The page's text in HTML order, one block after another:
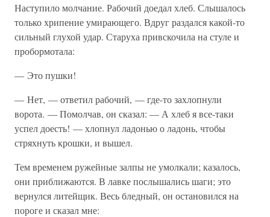
Наступило молчание. Рабочий доедал хлеб. Слышалось
только хрипение умирающего. Вдруг раздался какой-то
сильный глухой удар. Старуха привскочила на стуле и
пробормотала:
— Это пушки!
— Нет, — ответил рабочий, — где-то захлопнули
ворота. — Помолчав, он сказал: — А хлеб я все-таки
успел доесть! — хлопнул ладонью о ладонь, чтобы
стряхнуть крошки, и вышел.
Тем временем ружейные залпы не умолкали; казалось,
они приближаются. В лавке послышались шаги; это
вернулся литейщик. Весь бледный, он остановился на
пороге и сказал мне: